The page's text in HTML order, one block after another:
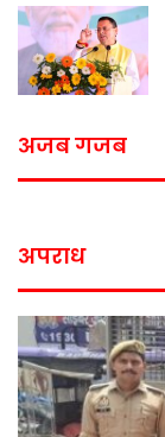
अजब गजब
अपराध